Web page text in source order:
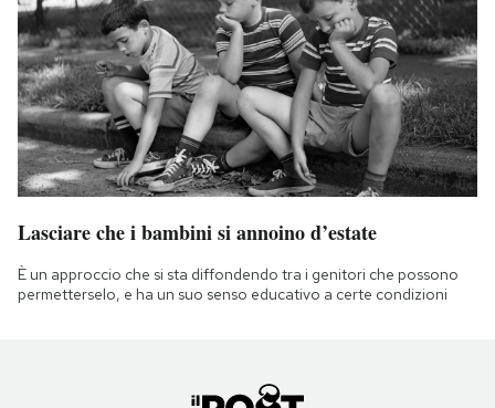
Lasciare che i bambini si annoino d’estate
È un approccio che si sta diffondendo tra i genitori che possono
permetterselo, e ha un suo senso educativo a certe condizioni